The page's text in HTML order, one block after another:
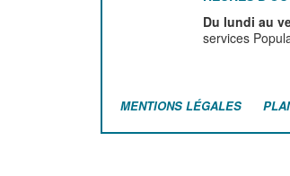
Du lundi au
services
MENTIONS LÉGALES